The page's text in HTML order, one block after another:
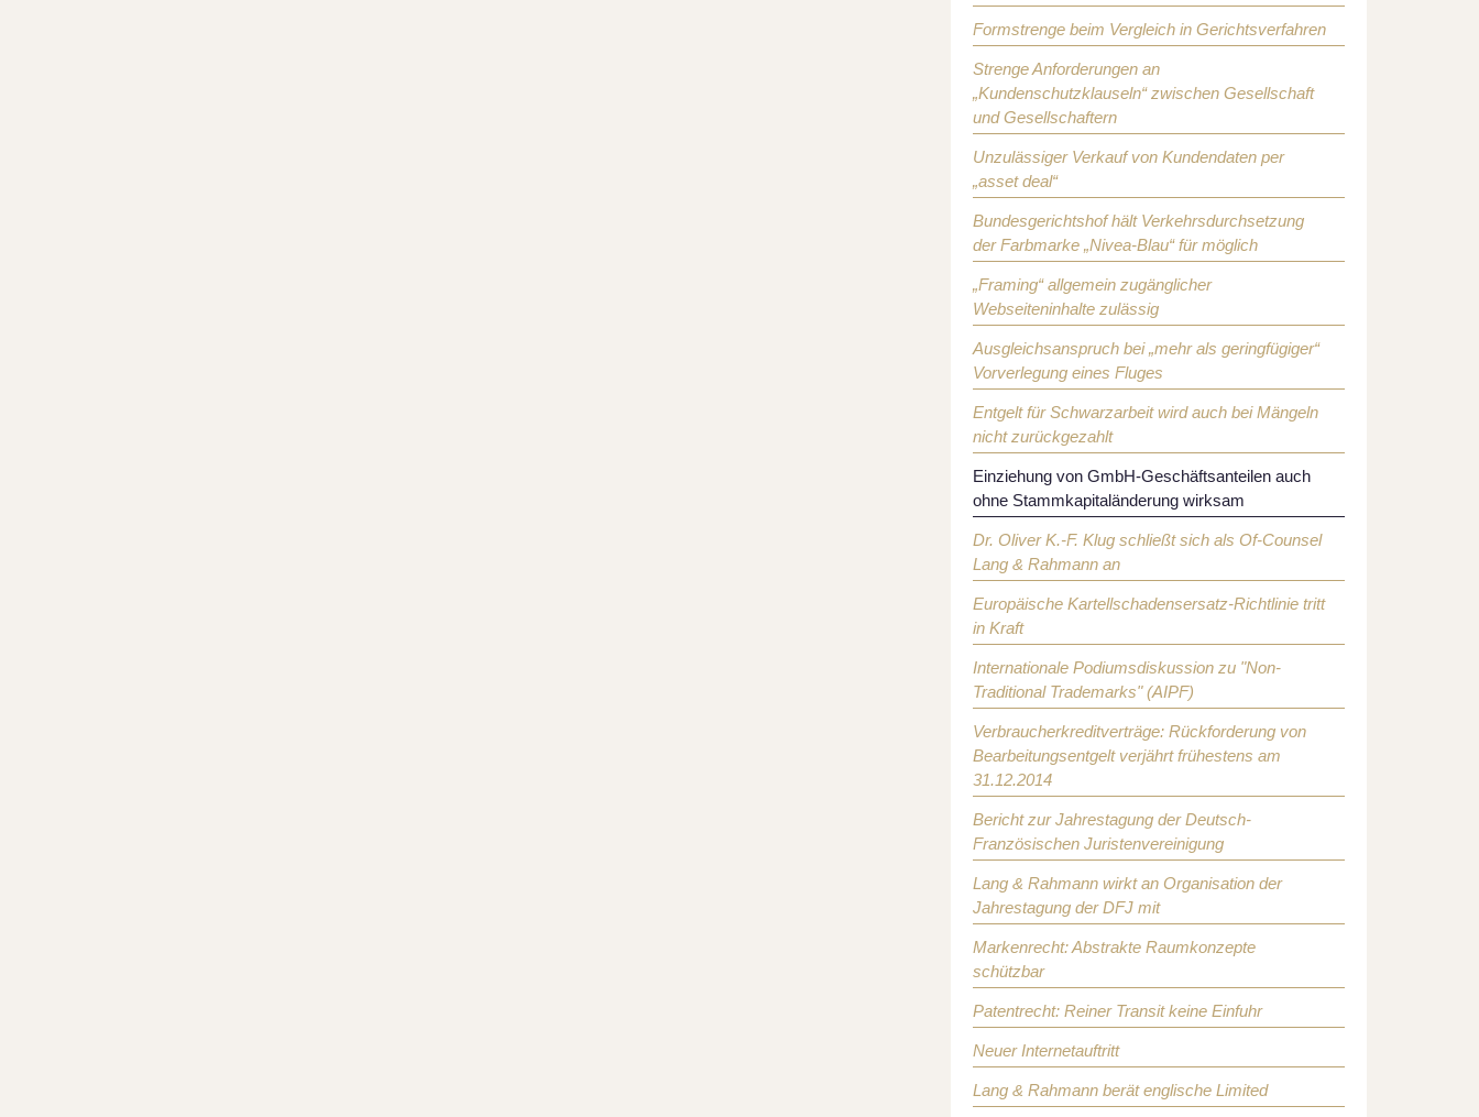
Formstrenge beim Vergleich in Gerichtsverfahren
Strenge Anforderungen an
„Kundenschutzklauseln“ zwischen Gesellschaft
und Gesellschaftern
Unzulässiger Verkauf von Kundendaten per
„asset deal“
Bundesgerichtshof hält Verkehrsdurchsetzung
der Farbmarke „Nivea-Blau“ für möglich
„Framing“ allgemein zugänglicher
Webseiteninhalte zulässig
Ausgleichsanspruch bei „mehr als geringfügiger“
Vorverlegung eines Fluges
Entgelt für Schwarzarbeit wird auch bei Mängeln
nicht zurückgezahlt
Einziehung von GmbH-Geschäftsanteilen auch
ohne Stammkapitaländerung wirksam
Dr. Oliver K.-F. Klug schließt sich als Of-Counsel
Lang & Rahmann an
Europäische Kartellschadensersatz-Richtlinie tritt
in Kraft
Internationale Podiumsdiskussion zu "Non-
Traditional Trademarks" (AIPF)
Verbraucherkreditverträge: Rückforderung von
Bearbeitungsentgelt verjährt frühestens am
31.12.2014
Bericht zur Jahrestagung der Deutsch-
Französischen Juristenvereinigung
Lang & Rahmann wirkt an Organisation der
Jahrestagung der DFJ mit
Markenrecht: Abstrakte Raumkonzepte
schützbar
Patentrecht: Reiner Transit keine Einfuhr
Neuer Internetauftritt
Lang & Rahmann berät englische Limited